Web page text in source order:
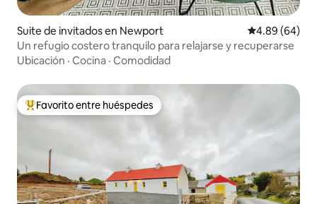
Suite de invitados en Newport Calificación
4.89 (64)
Un refugio costero tranquilo para relajarse y recuperarse
Ubicación · Cocina · Comodidad
Favorito entre huéspedes preferido
Favorito entre huéspedes